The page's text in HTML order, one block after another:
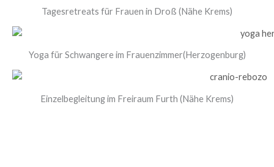
Tagesretreats für Frauen in Droß (Nähe Krems)
Yoga für Schwangere im Frauenzimmer(Herzogenburg)
Einzelbegleitung im Freiraum Furth (Nähe Krems)